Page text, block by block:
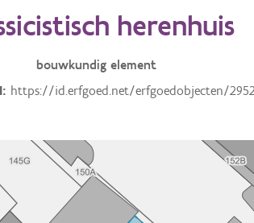
herenhuis
bouwkundig element
https://id.erfgoed.net/erfgoedobjecten/